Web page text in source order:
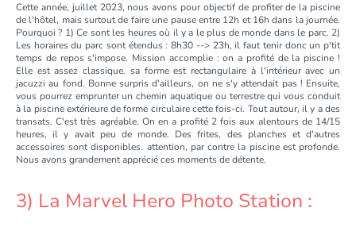
Cette année, juillet 2023, nous avons pour objectif de profiter de la piscine
de l'hôtel, mais surtout de faire une pause entre 12h et 16h dans la journée.
Pourquoi ? 1) Ce sont les heures où il y a le plus de monde dans le parc. 2)
Les horaires du parc sont étendus : 8h30 --> 23h, il faut tenir donc un p'tit
temps de repos s'impose. Mission accomplie : on a profité de la piscine !
Elle est assez classique. sa forme est rectangulaire à l'intérieur avec un
jacuzzi au fond. Bonne surpris d'ailleurs, on ne s'y attendait pas ! Ensuite,
vous pourrez emprunter un chemin aquatique ou terrestre qui vous conduit
à la piscine extérieure de forme circulaire cette fois-ci. Tout autour, il y a des
transats. C'est très agréable. On en a profité 2 fois aux alentours de 14/15
heures, il y avait peu de monde. Des frites, des planches et d'autres
accessoires sont disponibles. attention, par contre la piscine est profonde.
Nous avons grandement apprécié ces moments de détente.
3) La Marvel Hero Photo Station :